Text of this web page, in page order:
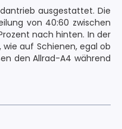
ausgestattet. Die
von 40:60 zwischen
nach hinten. In der
auf Schienen, egal ob
den Allrad-A4 während